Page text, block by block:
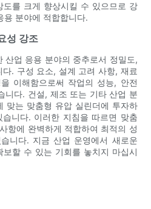
도를 크게 향상시킬 수 있으므로 강
용 분야에 적합합니다.
성 강조
산업 응용 분야의 중추로서 정밀도,
. 구성 요소, 설계 고려 사항, 재료
이해함으로써 작업의 성능, 안전
니다. 건설, 제조 또는 기타 산업 분
맞는 맞춤형 유압 실린더에 투자하
니다. 이러한 지침을 따르면 맞춤
항에 완벽하게 적합하여 최적의 성
니다. 지금 산업 운영에서 새로운
할 수 있는 기회를 놓치지 마십시